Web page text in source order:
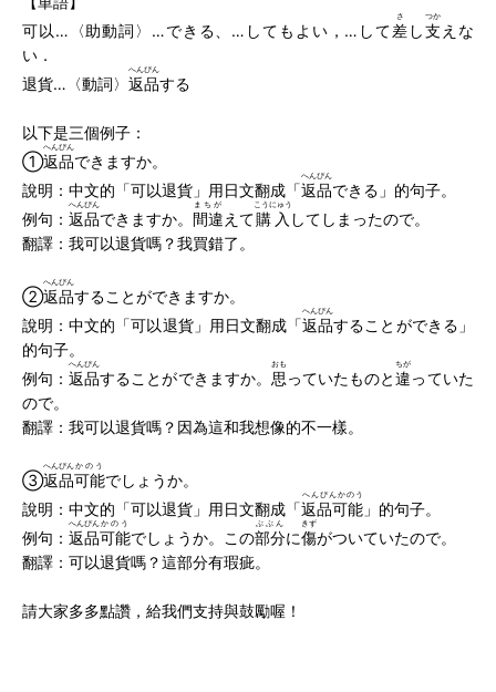
可以…〈助動詞〉…できる、…してもよい，…して差
さ
し支
つか
えな
い．
退貨…〈動詞〉 返品
へんぴん
する
以下是三個例子：
①返品
へんぴん
できますか。
說明：中文的「可以退貨」用日文翻成「返品
へんぴん
できる」的句子。
例句： 返品
へんぴん
できますか。 間違
まちが
えて購入
こうにゅう
してしまったので。
翻譯：我可以退貨嗎？我買錯了。
②返品
へんぴん
することができますか。
說明：中文的「可以退貨」用日文翻成「返品
へんぴん
することができる」
的句子。
例句： 返品
へんぴん
することができますか。 思
おも
っていたものと違
ちが
っていた
ので。
翻譯：我可以退貨嗎？因為這和我想像的不一樣。
③返品
へんぴん
可能
かのう
でしょうか。
說明：中文的「可以退貨」用日文翻成「返品可能
へんぴんかのう
」的句子。
例句： 返品
へんぴん
可能
かのう
でしょうか。この部分
ぶぶん
に傷
きず
がついていたので。
翻譯：可以退貨嗎？這部分有瑕疵。
請大家多多點讚，給我們支持與鼓勵喔！